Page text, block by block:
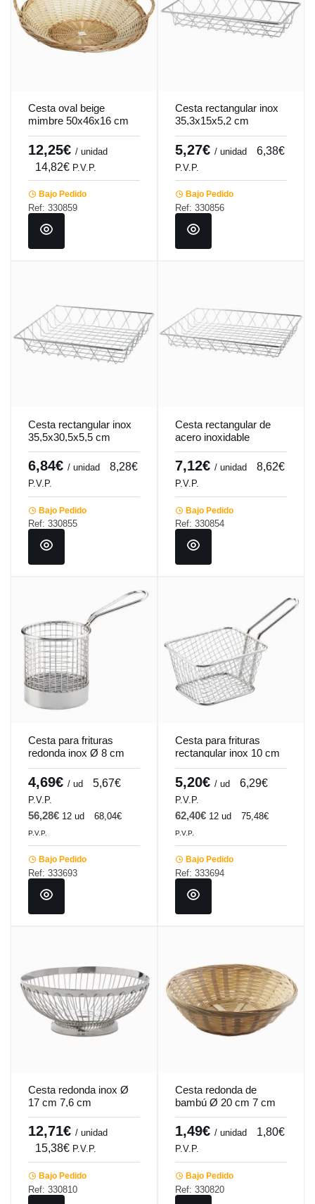
Cesta oval beige
mimbre 50x46x16 cm
Pro.mundi
12,25€ / unidad
14,82€ P.V.P.
Bajo Pedido
Ref: 330859
Cesta rectangular inox
35,3x15x5,2 cm
Pro.mundi
5,27€ / unidad 6,38€
P.V.P.
Bajo Pedido
Ref: 330856
Cesta rectangular inox
35,5x30,5x5,5 cm
Pro.mundi
6,84€ / unidad 8,28€
P.V.P.
Bajo Pedido
Ref: 330855
Cesta rectangular de
acero inoxidable
45,2x30,5x5,5 cm
Pro.mundi
7,12€ / unidad 8,62€
P.V.P.
Bajo Pedido
Ref: 330854
Cesta para frituras
redonda inox Ø 8 cm
Pro.mundi
4,69€ / ud 5,67€
P.V.P.
56,28€ 12 ud 68,04€
P.V.P.
Bajo Pedido
Ref: 333693
Cesta para frituras
rectangular inox 10 cm
Pro.mundi
5,20€ / ud 6,29€
P.V.P.
62,40€ 12 ud 75,48€
P.V.P.
Bajo Pedido
Ref: 333694
Cesta redonda inox Ø
17 cm 7,6 cm
Pro.mundi
12,71€ / unidad
15,38€ P.V.P.
Bajo Pedido
Ref: 330810
Cesta redonda de
bambú Ø 20 cm 7 cm
Pro.mundi
1,49€ / unidad 1,80€
P.V.P.
Bajo Pedido
Ref: 330820